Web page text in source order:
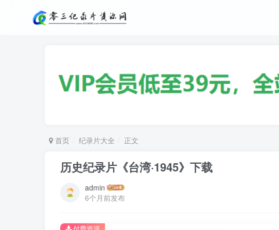
首页 纪录片大全 正文
历史纪录片《台湾·1945》下载
admin
6个月前发布